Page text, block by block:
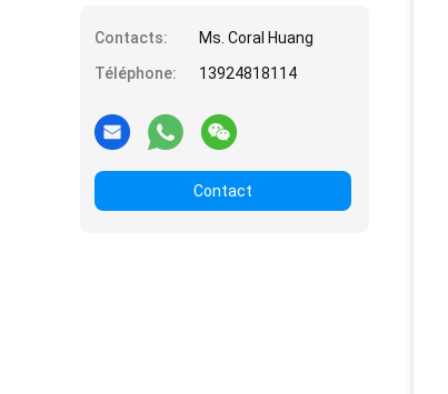
Contacts:
Ms. Coral Huang
Téléphone:
13924818114
Contact